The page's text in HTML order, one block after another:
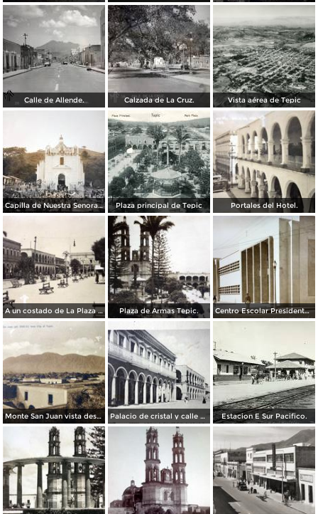
Calle de Allende. Calzada de La Cruz. Vista aérea de Tepic
Capilla de Nuestra Senora de Guadalupe en Barranca el Pichon. Plaza principal de Tepic Portales del Hotel.
A un costado de La Plaza principal. Plaza de Armas Tepic. Centro Escolar Presidente M Aleman.
Monte San Juan vista desde Tepic ( Circulada el 30 de Agosto de 1908 ). Palacio de cristal y calle de Lerdo.( Circulada el 26 de Diciembre de 1919 ). Estacion E Sur Pacifico.